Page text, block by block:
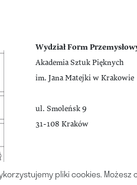
Wydział Form
Akademia Sztuk Pięknych
im. Jana Matejki w Krakowie
ul. Smoleńsk 9
31-108 Kraków
pliki cookies.